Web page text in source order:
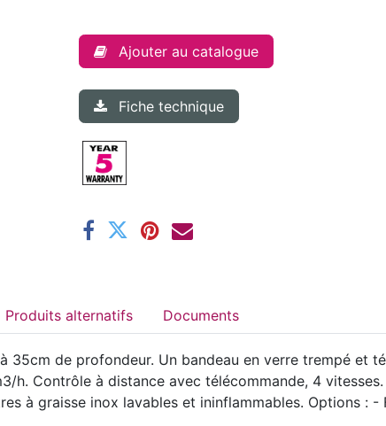
Ajouter au catalogue
Fiche technique
Produits alternatifs Documents
35cm de profondeur. Un bandeau en verre trempé et
Contrôle à distance avec télécommande, 4 vitesses.
à graisse inox lavables et ininflammables. Options :